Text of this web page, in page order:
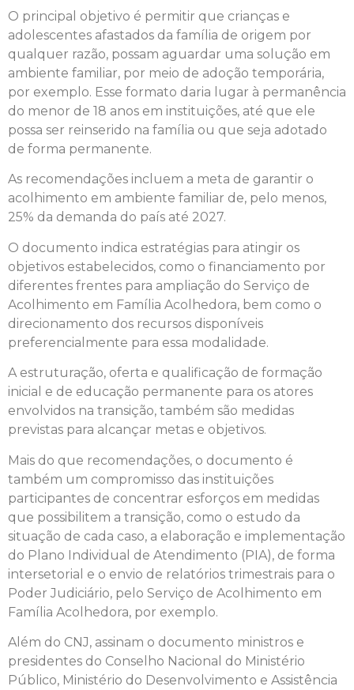
O principal objetivo é permitir que crianças e
adolescentes afastados da família de origem por
qualquer razão, possam aguardar uma solução em
ambiente familiar, por meio de adoção temporária,
por exemplo. Esse formato daria lugar à permanência
do menor de 18 anos em instituições, até que ele
possa ser reinserido na família ou que seja adotado
de forma permanente.
As recomendações incluem a meta de garantir o
acolhimento em ambiente familiar de, pelo menos,
25% da demanda do país até 2027.
O documento indica estratégias para atingir os
objetivos estabelecidos, como o financiamento por
diferentes frentes para ampliação do Serviço de
Acolhimento em Família Acolhedora, bem como o
direcionamento dos recursos disponíveis
preferencialmente para essa modalidade.
A estruturação, oferta e qualificação de formação
inicial e de educação permanente para os atores
envolvidos na transição, também são medidas
previstas para alcançar metas e objetivos.
Mais do que recomendações, o documento é
também um compromisso das instituições
participantes de concentrar esforços em medidas
que possibilitem a transição, como o estudo da
situação de cada caso, a elaboração e implementação
do Plano Individual de Atendimento (PIA), de forma
intersetorial e o envio de relatórios trimestrais para o
Poder Judiciário, pelo Serviço de Acolhimento em
Família Acolhedora, por exemplo.
Além do CNJ, assinam o documento ministros e
presidentes do Conselho Nacional do Ministério
Público, Ministério do Desenvolvimento e Assistência